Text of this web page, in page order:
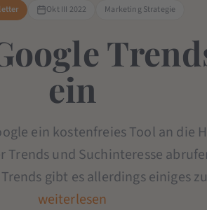
Okt III 2022 Marketing Strategie
ein
ein kostenfreies Tool an die
und Suchinteresse
gibt es allerdings einiges
weiterlesen